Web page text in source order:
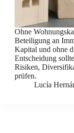
Ohne
Beteiligung an
Kapital und ohne
Entscheidung
Risiken,
prüfen.
Lucía